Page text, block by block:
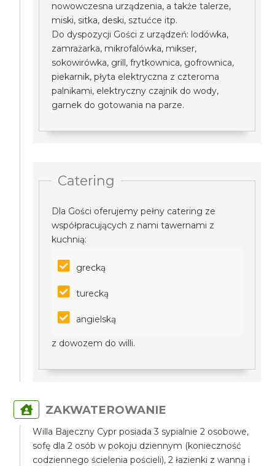
nowowczesna urządzenia, a także talerze,
miski, sitka, deski, sztućce itp.
Do dyspozycji Gości z urządzeń: lodówka,
zamrażarka, mikrofalówka, mikser,
sokowirówka, grill, frytkownica, gofrownica,
piekarnik, płyta elektryczna z czteroma
palnikami, elektryczny czajnik do wody,
garnek do gotowania na parze.
Catering
Dla Gości oferujemy pełny catering ze
współpracujących z nami tawernami z
kuchnią:
grecką
turecką
angielską
z dowozem do willi.
ZAKWATEROWANIE
Willa Bajeczny Cypr posiada 3 sypialnie 2 osobowe,
sofę dla 2 osób w pokoju dziennym (konieczność
codziennego ścielenia pościeli), 2 łazienki z wanną i